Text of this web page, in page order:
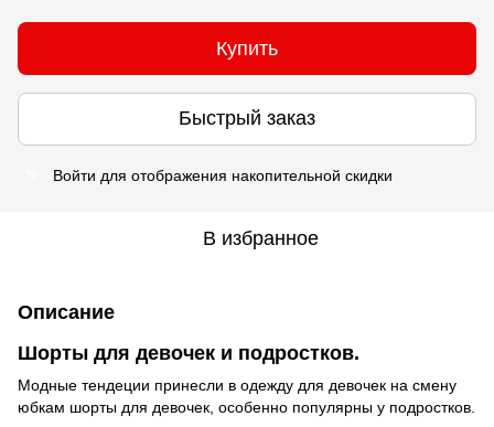
Купить
Быстрый заказ
Войти для отображения накопительной скидки
В избранное
Описание
Шорты для девочек и подростков.
Модные тендеции принесли в одежду для девочек на смену
юбкам шорты для девочек, особенно популярны у подростков.